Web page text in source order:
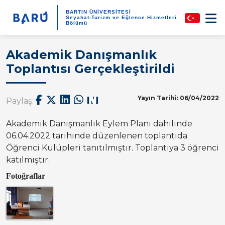
BARTIN ÜNİVERSİTESİ
Seyahat-Turizm ve Eğlence Hizmetleri
Bölümü
Akademik Danışmanlık
Toplantısı Gerçekleştirildi
Paylaş: Yayın Tarihi: 06/04/2022
Akademik Danışmanlık Eylem Planı dahilinde
06.04.2022 tarihinde düzenlenen toplantıda
Öğrenci Kulüpleri tanıtılmıştır. Toplantıya 3 öğrenci
katılmıştır.
Fotoğraflar